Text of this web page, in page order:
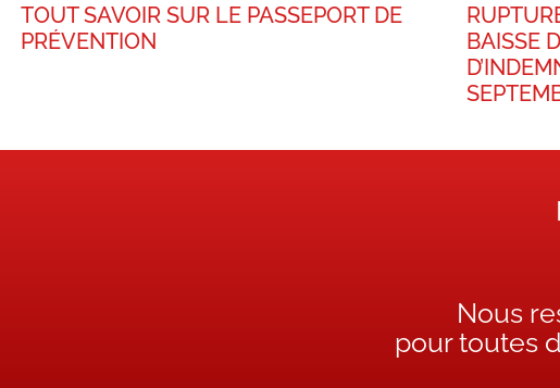
TOUT SAVOIR SUR LE PASSEPORT DE
PRÉVENTION
BAISSE
Nous
pour toutes